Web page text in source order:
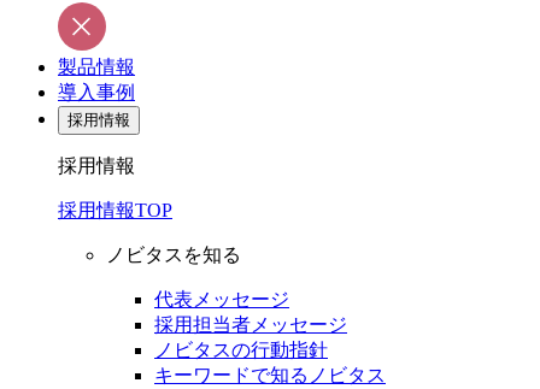
製品情報
導入事例
採用情報
採用情報
採用情報TOP
ノビタスを知る
代表メッセージ
採用担当者メッセージ
ノビタスの行動指針
キーワードで知るノビタス